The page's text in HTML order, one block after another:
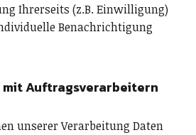
Ihrerseits (z.B. Einwilligung)
Benachrichtigung
mit Auftragsverarbeitern
unserer Verarbeitung Daten